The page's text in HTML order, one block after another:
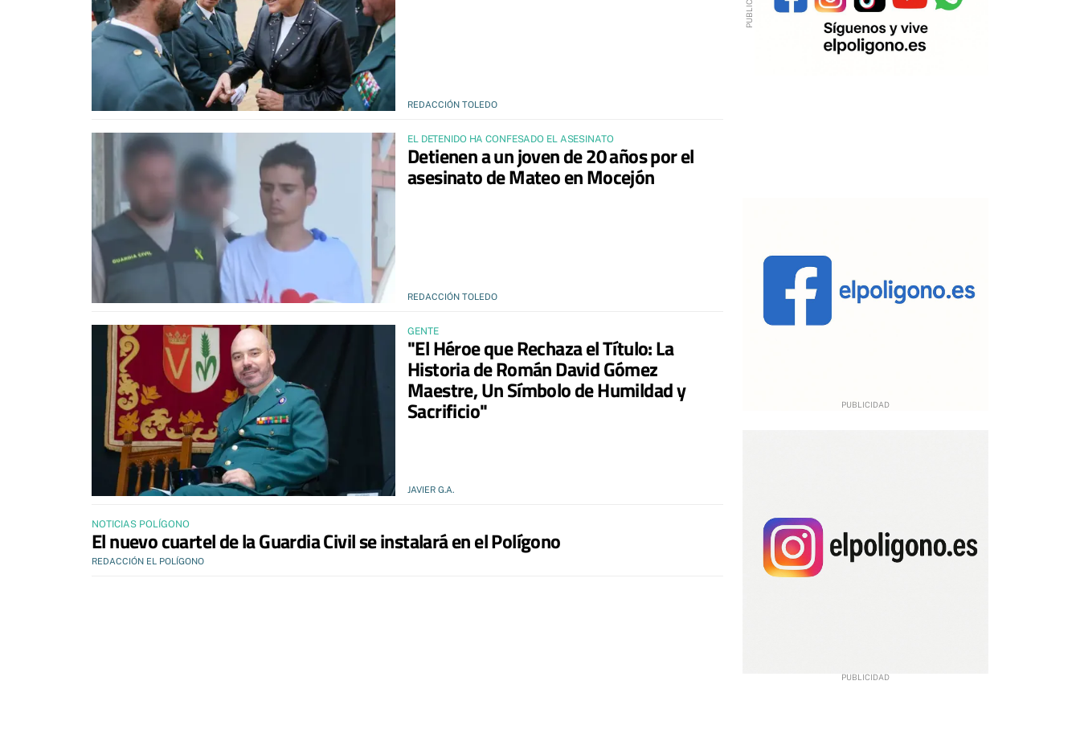
REDACCIÓN TOLEDO
EL DETENIDO HA CONFESADO EL ASESINATO
Detienen a un joven de 20 años por el
asesinato de Mateo en Mocejón
REDACCIÓN TOLEDO
GENTE
"El Héroe que Rechaza el Título: La
Historia de Román David Gómez
Maestre, Un Símbolo de Humildad y
Sacrificio"
JAVIER G.A.
NOTICIAS POLÍGONO
El nuevo cuartel de la Guardia Civil se instalará en el Polígono
REDACCIÓN EL POLÍGONO